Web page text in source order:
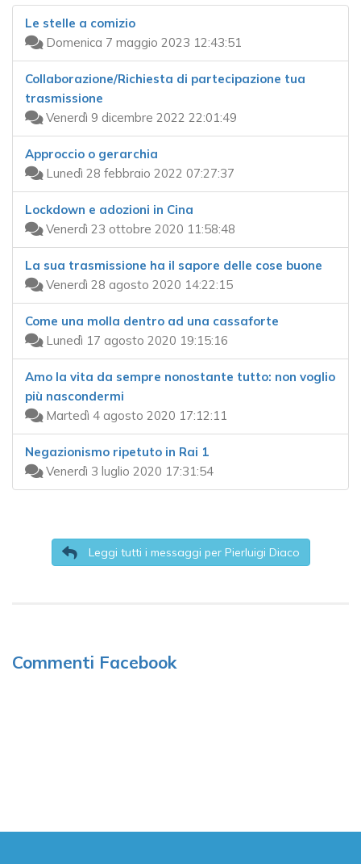
Le stelle a comizio
Domenica 7 maggio 2023 12:43:51
Collaborazione/Richiesta di partecipazione tua
trasmissione
Venerdì 9 dicembre 2022 22:01:49
Approccio o gerarchia
Lunedì 28 febbraio 2022 07:27:37
Lockdown e adozioni in Cina
Venerdì 23 ottobre 2020 11:58:48
La sua trasmissione ha il sapore delle cose buone
Venerdì 28 agosto 2020 14:22:15
Come una molla dentro ad una cassaforte
Lunedì 17 agosto 2020 19:15:16
Amo la vita da sempre nonostante tutto: non voglio
più nascondermi
Martedì 4 agosto 2020 17:12:11
Negazionismo ripetuto in Rai 1
Venerdì 3 luglio 2020 17:31:54
Leggi tutti i messaggi per Pierluigi Diaco
Commenti Facebook